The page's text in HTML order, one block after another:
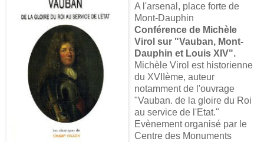
A l'arsenal, place forte de
Mont-Dauphin
Conférence de Michèle
Virol sur "Vauban, Mont-
Dauphin et Louis XIV".
Michèle Virol est historienne
du XVIIème, auteur
notamment de l'ouvrage
"Vauban. de la gloire du Roi
au service de l'Etat."
Evènement organisé par le
Centre des Monuments